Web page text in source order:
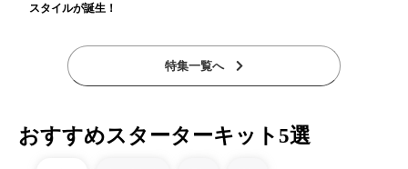
スタイルが誕生！
特集一覧へ
おすすめスターターキット5選